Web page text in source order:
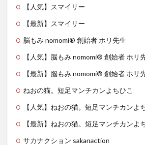
【人気】スマイリー
【最新】スマイリー
脳もみ nomomi®️ 創始者 ホリ先生
【人気】脳もみ nomomi®️ 創始者 ホリ
【最新】脳もみ nomomi®️ 創始者 ホリ
ねおの猫。短足マンチカンよちひこ
【人気】ねおの猫。短足マンチカンよ
【最新】ねおの猫。短足マンチカンよ
サカナクション sakanaction